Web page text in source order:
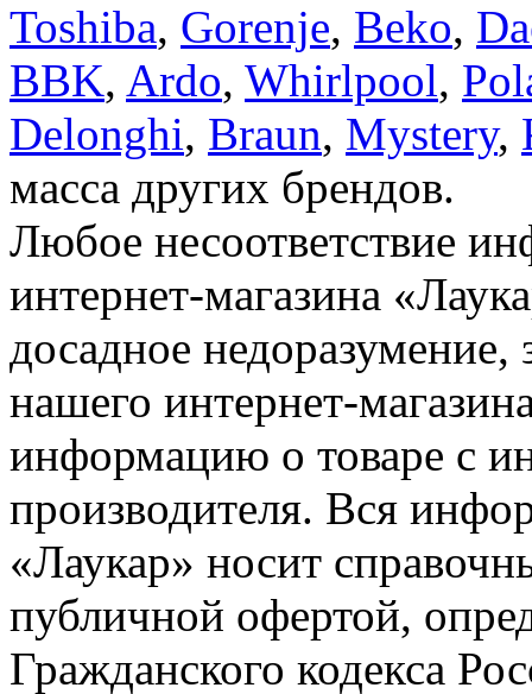
Toshiba, Gorenje, Beko,
BBK, Ardo, Whirlpool,
Delonghi, Braun, Mystery,
масса других брендов.
Любое несоответствие
интернет-магазина
досадное недоразумение,
нашего интернет-
информацию о товаре с
производителя. Вся
«Лаукар» носит
публичной офертой,
Гражданского кодекса